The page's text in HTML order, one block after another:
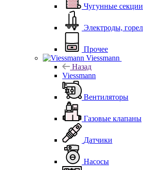
Чугунные секции
Электроды,
Прочее
Viessmann
Назад
Viessmann
Вентиляторы
Газовые клапаны
Датчики
Насосы